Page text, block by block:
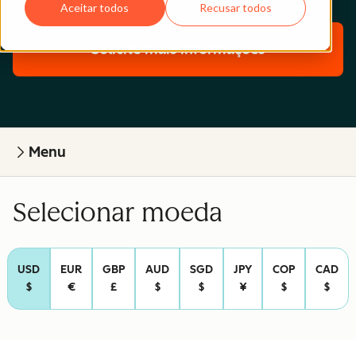
Aceitar todos Recusar todos
Solicite mais informações
Menu
Selecionar moeda
USD
$
EUR
€
GBP
£
AUD
$
SGD
$
JPY
¥
COP
$
CAD
$